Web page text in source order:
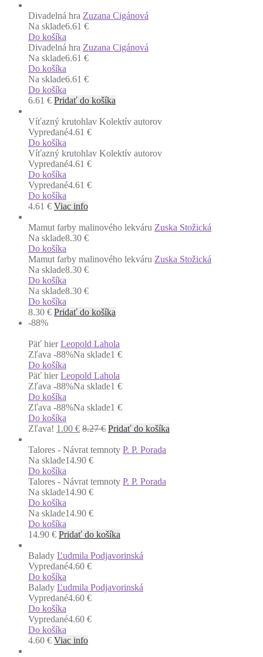
Divadelná hra Zuzana Cigánová
Na sklade6.61 €
Do košíka
Divadelná hra Zuzana Cigánová
Na sklade6.61 €
Do košíka
Na sklade6.61 €
Do košíka
6.61 € Pridať do košíka
Víťazný krutohlav Kolektív autorov
Vypredané4.61 €
Do košíka
Víťazný krutohlav Kolektív autorov
Vypredané4.61 €
Do košíka
Vypredané4.61 €
Do košíka
4.61 € Viac info
Mamut farby malinového lekváru Zuska Stožická
Na sklade8.30 €
Do košíka
Mamut farby malinového lekváru Zuska Stožická
Na sklade8.30 €
Do košíka
Na sklade8.30 €
Do košíka
8.30 € Pridať do košíka
-88%
Päť hier Leopold Lahola
Zľava -88%Na sklade1 €
Do košíka
Päť hier Leopold Lahola
Zľava -88%Na sklade1 €
Do košíka
Zľava -88%Na sklade1 €
Do košíka
Zľava! 1.00 € 8.27€ Pridať do košíka
Talores - Návrat temnoty P. P. Porada
Na sklade14.90 €
Do košíka
Talores - Návrat temnoty P. P. Porada
Na sklade14.90 €
Do košíka
Na sklade14.90 €
Do košíka
14.90 € Pridať do košíka
Balady Ľudmila Podjavorinská
Vypredané4.60 €
Do košíka
Balady Ľudmila Podjavorinská
Vypredané4.60 €
Do košíka
Vypredané4.60 €
Do košíka
4.60 € Viac info